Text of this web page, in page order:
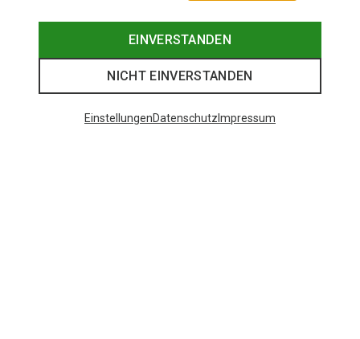
EINVERSTANDEN
NICHT EINVERSTANDEN
EinstellungenDatenschutz Impressum